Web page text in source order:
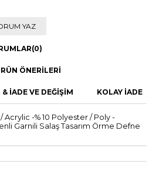
YAZ
(0)
ÖNERILERI
İADE VE DEĞİŞİM KOLAY İADE
Acrylic -% 10 Polyester / Poly -
Garnili Salaş Tasarım Örme Defne